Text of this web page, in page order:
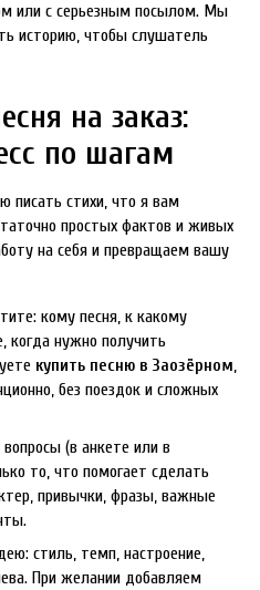
или с серьезным посылом. Мы
историю, чтобы слушатель
на заказ:
по шагам
писать стихи, что я вам
простых фактов и живых
на себя и превращаем вашу
кому песня, к какому
когда нужно получить
купить песню в Заозёрном,
без поездок и сложных
(в анкете или в
то, что помогает сделать
привычки, фразы, важные
стиль, темп, настроение,
При желании добавляем